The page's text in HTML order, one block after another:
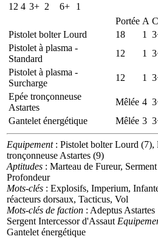
12 4 3+ 2 6+
1
Portée A
Pistolet bolter Lourd
18 1
Pistolet à plasma -
Standard
12 1
Pistolet à plasma -
Surcharge
12 1
Epée tronçonneuse
Astartes
Mêlée 4
Gantelet énergétique
Mêlée 3
Equipement: Pistolet bolter Lourd (7),
tronçonneuse Astartes (9)
Aptitudes : Marteau de Fureur,
Profondeur
Mots-clés : Explosifs, Imperium,
réacteurs dorsaux, Tacticus, Vol
Mots-clés de faction : Adeptus Astartes
Sergent Intercessor d'Assaut
Gantelet énergétique